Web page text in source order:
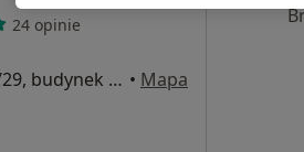
24 opinie
Dr. Seweryna Sterlinga 27/29, budynek Cotton House, I piętro, Łódź • Mapa